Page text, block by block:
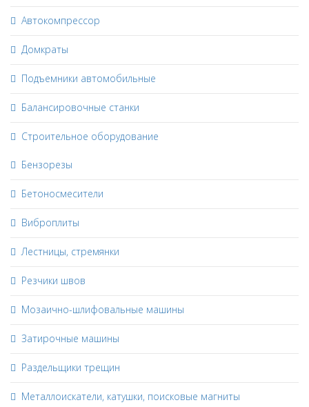
Автокомпрессор
Домкраты
Подъемники автомобильные
Балансировочные станки
Строительное оборудование
Бензорезы
Бетоносмесители
Виброплиты
Лестницы, стремянки
Резчики швов
Мозаично-шлифовальные машины
Затирочные машины
Раздельщики трещин
Металлоискатели, катушки, поисковые магниты